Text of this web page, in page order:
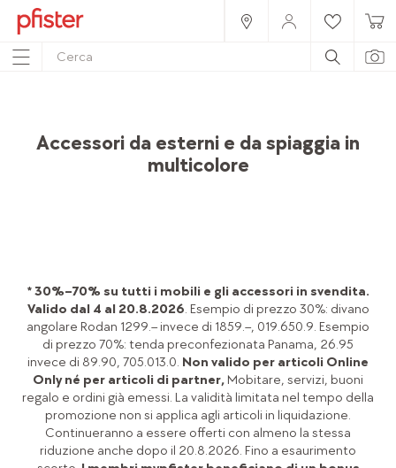
Accessori da esterni e da spiaggia in
multicolore
* 30%–70% su tutti i mobili e gli accessori in svendita.
Valido dal 4 al 20.8.2026. Esempio di prezzo 30%: divano
angolare Rodan 1299.– invece di 1859.–, 019.650.9. Esempio
di prezzo 70%: tenda preconfezionata Panama, 26.95
invece di 89.90, 705.013.0. Non valido per articoli Online
Only né per articoli di partner, Mobitare, servizi, buoni
regalo e ordini già emessi. La validità limitata nel tempo della
promozione non si applica agli articoli in liquidazione.
Continueranno a essere offerti con almeno la stessa
riduzione anche dopo il 20.8.2026. Fino a esaurimento